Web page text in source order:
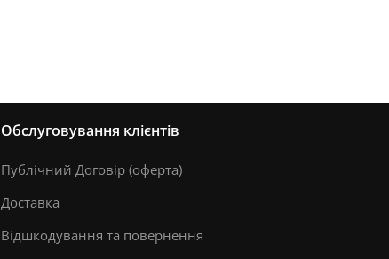
Обслуговування клієнтів
Публічний Договір (оферта)
Доставка
Відшкодування та повернення